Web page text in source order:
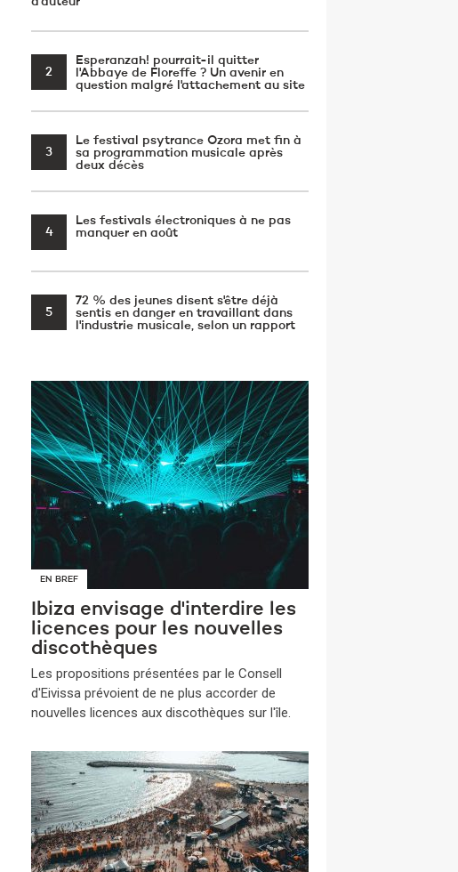
2
Esperanzah! pourrait-il quitter
l'Abbaye de Floreffe ? Un avenir en
question malgré l'attachement au site
3
Le festival psytrance Ozora met fin à
sa programmation musicale après
deux décès
4
Les festivals électroniques à ne pas
manquer en août
5
72 % des jeunes disent s'être déjà
sentis en danger en travaillant dans
l'industrie musicale, selon un rapport
EN BREF
Ibiza envisage d'interdire les
licences pour les nouvelles
discothèques
Les propositions présentées par le Consell
d'Eivissa prévoient de ne plus accorder de
nouvelles licences aux discothèques sur l'île.